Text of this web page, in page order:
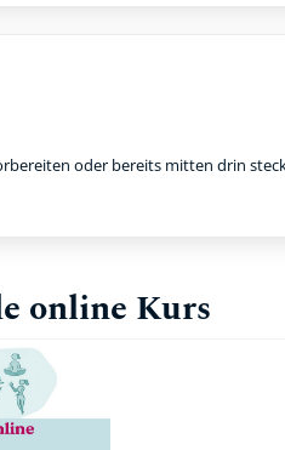
oder bereits mitten drin
online Kurs